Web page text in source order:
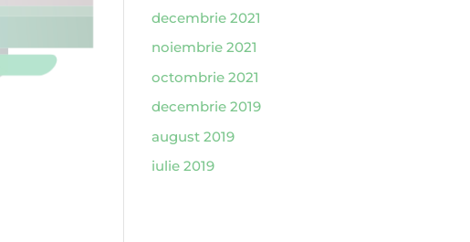
decembrie 2021
noiembrie 2021
octombrie 2021
decembrie 2019
august 2019
iulie 2019